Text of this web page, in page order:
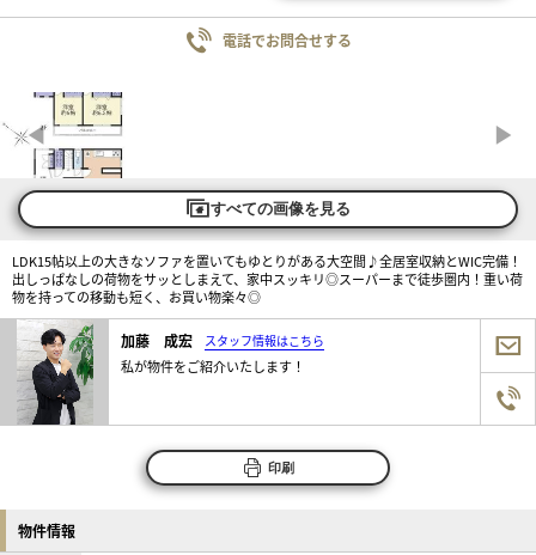
電話でお問合せする
すべての画像を見る
LDK15帖以上の大きなソファを置いてもゆとりがある大空間♪全居室収納とWIC完備！
出しっぱなしの荷物をサッとしまえて、家中スッキリ◎スーパーまで徒歩圏内！重い荷
物を持っての移動も短く、お買い物楽々◎
加藤 成宏 スタッフ情報はこちら
私が物件をご紹介いたします！
印刷
物件情報